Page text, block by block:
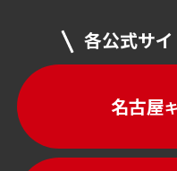
各公式サ
名古屋